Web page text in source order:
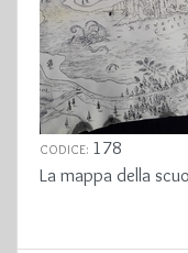
CODICE: 178
La mappa della